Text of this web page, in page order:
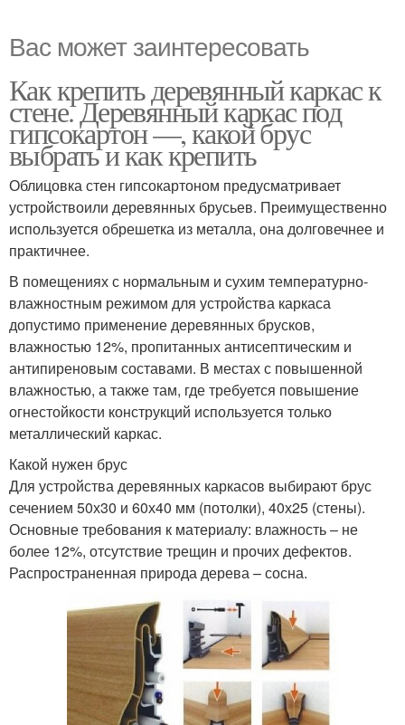
Вас может заинтересовать
Как крепить деревянный каркас к
стене. Деревянный каркас под
гипсокартон —, какой брус
выбрать и как крепить
Облицовка стен гипсокартоном предусматривает
устройствоили деревянных брусьев. Преимущественно
используется обрешетка из металла, она долговечнее и
практичнее.
В помещениях с нормальным и сухим температурно-
влажностным режимом для устройства каркаса
допустимо применение деревянных брусков,
влажностью 12%, пропитанных антисептическим и
антипиреновым составами. В местах с повышенной
влажностью, а также там, где требуется повышение
огнестойкости конструкций используется только
металлический каркас.
Какой нужен брус
Для устройства деревянных каркасов выбирают брус
сечением 50х30 и 60х40 мм (потолки), 40х25 (стены).
Основные требования к материалу: влажность – не
более 12%, отсутствие трещин и прочих дефектов.
Распространенная природа дерева – сосна.